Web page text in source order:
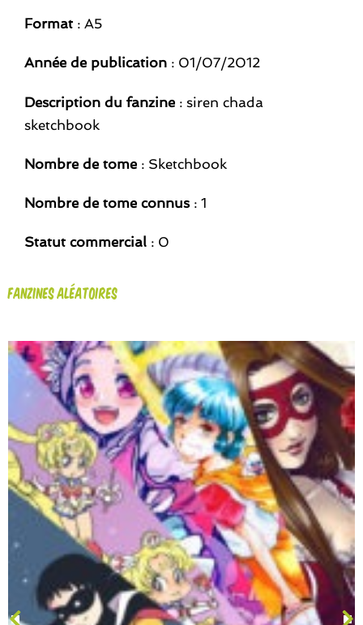
Format : A5
Année de publication : 01/07/2012
Description du fanzine : siren chada
sketchbook
Nombre de tome : Sketchbook
Nombre de tome connus : 1
Statut commercial : 0
Fanzines aléatoires